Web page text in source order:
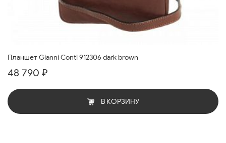
Планшет Gianni Conti 912306 dark brown
48 790 ₽
В КОРЗИНУ